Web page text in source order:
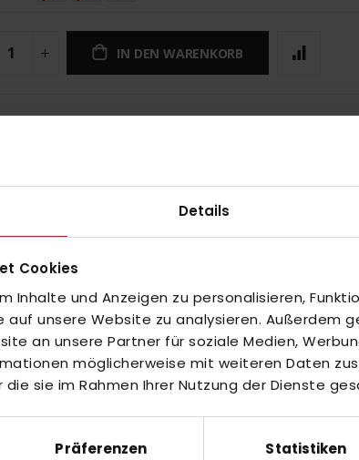
Details
Cookies
Inhalte und Anzeigen zu personalisieren,
auf unsere Website zu analysieren. Außerdem
an unsere Partner für soziale Medien,
möglicherweise mit weiteren Daten
sie im Rahmen Ihrer Nutzung der Dienste
Präferenzen Statistiken
IN DEN WARENKORB
oderAlle auswählen
blue